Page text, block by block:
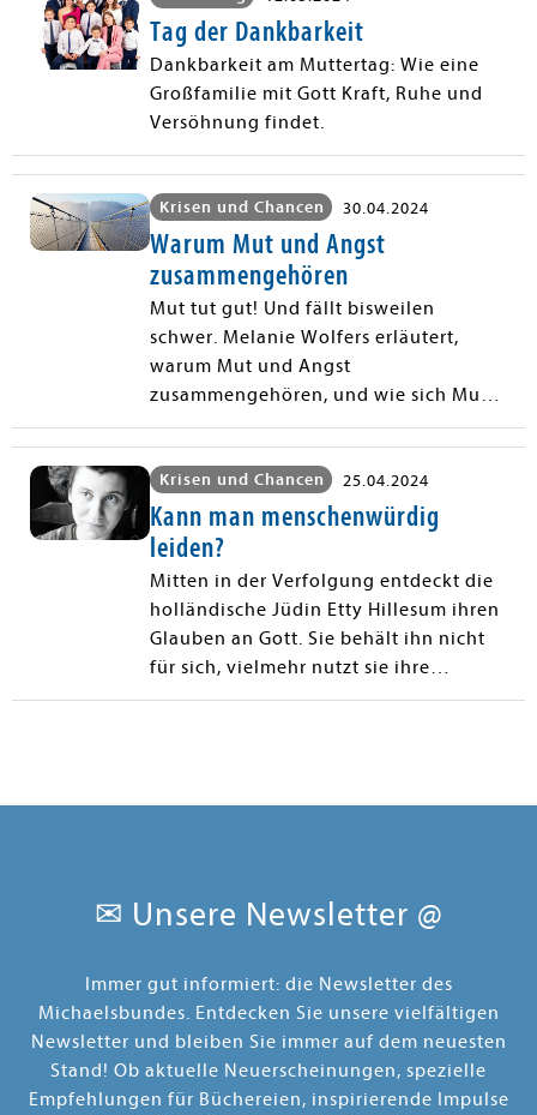
Tag der Dankbarkeit
Dankbarkeit am Muttertag: Wie eine
Großfamilie mit Gott Kraft, Ruhe und
Versöhnung findet.
Krisen und Chancen 30.04.2024
Warum Mut und Angst
zusammengehören
Mut tut gut! Und fällt bisweilen
schwer. Melanie Wolfers erläutert,
warum Mut und Angst
zusammengehören, und wie sich Mut
trainieren lässt.
Krisen und Chancen 25.04.2024
Kann man menschenwürdig
leiden?
Mitten in der Verfolgung entdeckt die
holländische Jüdin Etty Hillesum ihren
Glauben an Gott. Sie behält ihn nicht
für sich, vielmehr nutzt sie ihre
Gotteserfahrungen, um anderen in
✉ Unsere Newsletter @
Immer gut informiert: die Newsletter des
Michaelsbundes. Entdecken Sie unsere vielfältigen
Newsletter und bleiben Sie immer auf dem neuesten
Stand! Ob aktuelle Neuerscheinungen, spezielle
Empfehlungen für Büchereien, inspirierende Impulse